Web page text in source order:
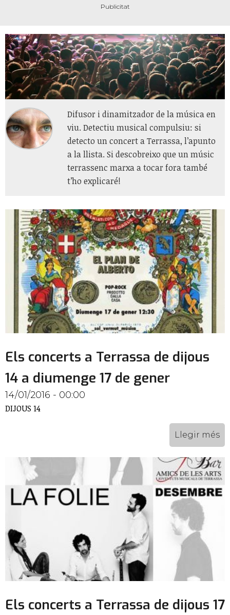
Difusor i dinamitzador de la música en
viu. Detectiu musical compulsiu: si
detecto un concert a Terrassa, l’apunto
a la llista. Si descobreixo que un músic
terrassenc marxa a tocar fora també
t’ho explicaré!
Els concerts a Terrassa de dijous
14 a diumenge 17 de gener
14/01/2016 - 00:00
DIJOUS 14
Llegir més
Els concerts a Terrassa de dijous 17